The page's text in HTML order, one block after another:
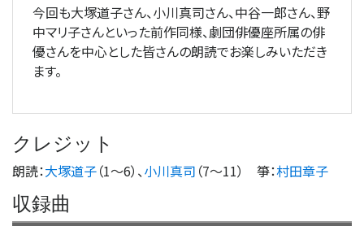
今回も大塚道子さん、小川真司さん、中谷一郎さん、野
中マリ子さんといった前作同様、劇団俳優座所属の俳
優さんを中心とした皆さんの朗読でお楽しみいただき
ます。
クレジット
朗読：大塚道子（1〜6）、小川真司 （7〜11） 箏：村田章子
収録曲